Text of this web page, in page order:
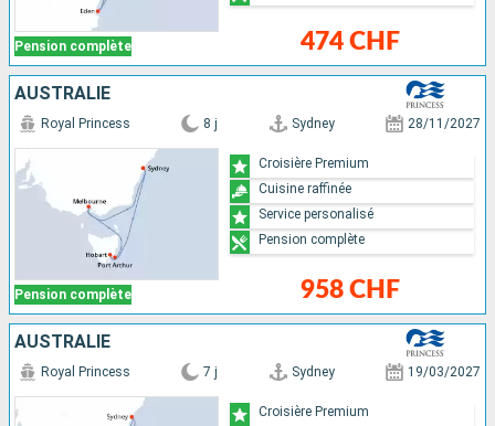
Pension complète 474 CHF
AUSTRALIE
Pension complète
Royal Princess 8 j Sydney 28/11/2027
958 CHF
Croisière Premium
Cuisine raffinée
Service personalisé
Pension complète
AUSTRALIE
Royal Princess 7 j Sydney 19/03/2027
Croisière Premium